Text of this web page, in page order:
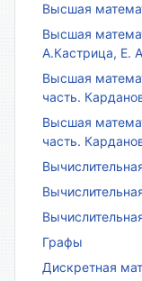
Высшая
Высшая
А.Кастрица, Е.
Высшая
часть.
Высшая
часть.
Графы
Дискретная